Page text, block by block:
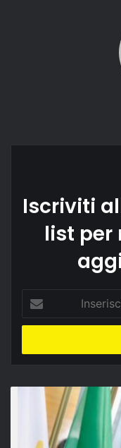
Iscriviti
list per
tuo
email